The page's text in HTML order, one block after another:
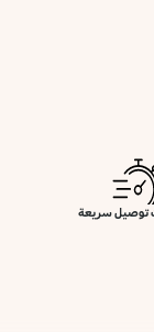
توصيل سريعة